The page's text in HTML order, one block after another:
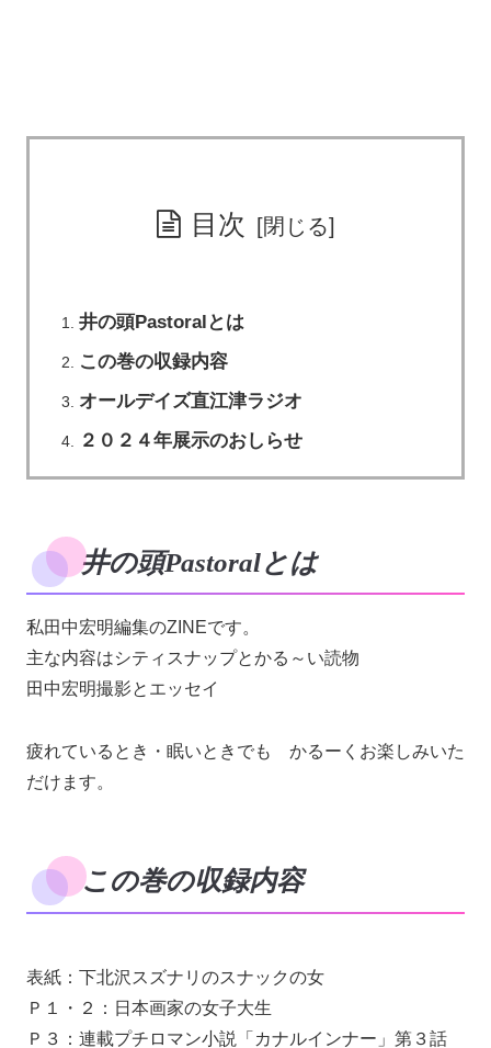
目次
井の頭Pastoralとは
この巻の収録内容
オールデイズ直江津ラジオ
２０２４年展示のおしらせ
井の頭Pastoralとは
私田中宏明編集のZINEです。
主な内容はシティスナップとかる～い読物
田中宏明撮影とエッセイ
疲れているとき・眠いときでも かるーくお楽しみいた
だけます。
この巻の収録内容
表紙：下北沢スズナリのスナックの女
Ｐ１・２：日本画家の女子大生
Ｐ３：連載プチロマン小説「カナルインナー」第３話